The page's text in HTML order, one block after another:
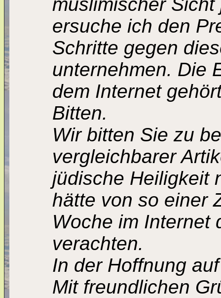
ersuche ich den
Schritte gegen
unternehmen. Die
dem Internet
Bitten.
Wir bitten Sie zu
vergleichbarer
jüdische Heiligkeit
hätte von so einer
Woche im Internet
verachten.
In der Hoffnung
Mit freundlichen